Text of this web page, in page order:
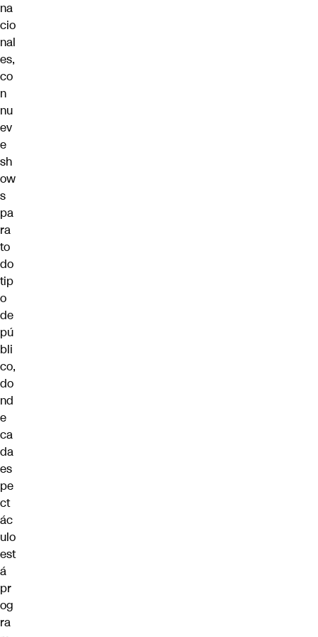
na
cio
nal
es,
co
n
nu
ev
e
sh
ow
s
pa
ra
to
do
tip
o
de
pú
bli
co,
do
nd
e
ca
da
es
pe
ct
ác
ulo
est
á
pr
og
ra